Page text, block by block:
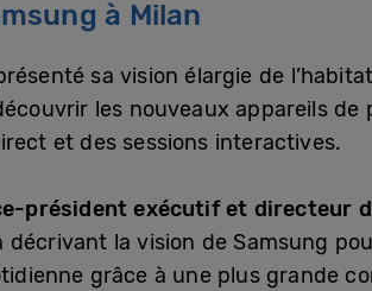
à Milan
sa vision élargie de
les nouveaux appareils
et des sessions interactives.
président exécutif et directeur
décrivant la vision de Samsung
grâce à une plus grande